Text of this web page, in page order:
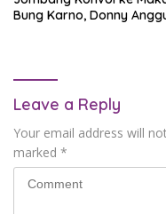
Bung Karno, Donny
Leave a Reply
Your email address will
marked *